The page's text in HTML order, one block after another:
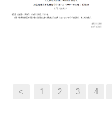
< 1 2 3 4